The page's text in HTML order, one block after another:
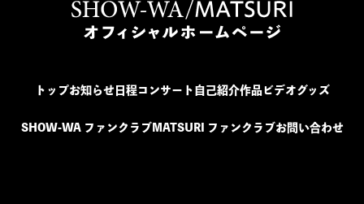
トップお知らせ日程コンサート 自己紹介作品ビデオグッズ
SHOW-WA ファンクラブ MATSURI ファンクラブ お問い合わせ